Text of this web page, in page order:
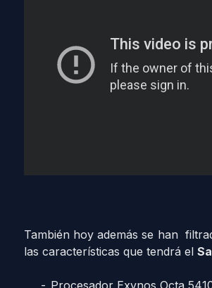
También hoy además se han
las características que tendrá el
Procesador Exynos Octa